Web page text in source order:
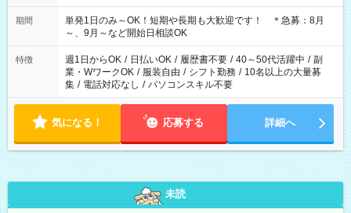
～18:00 ・10:00～19:00 ・13:00～18:00 ・15:00～20:00 ・
16:00～19:00 【夜勤】 ・17:00～21:00 ・18:00～23:00 ・
21:00～翌6:00 ・23:00～翌8:00 など（他時間多数あり！）
期間
単発1日のみ～OK！短期や長期も大歓迎です！ ＊急募：8月
～、9月～など開始日相談OK
特徴 週1日からOK / 日払いOK / 履歴書不要 / 40～50代活躍中 / 副
業・WワークOK / 服装自由 / シフト勤務 / 10名以上の大量募
集 / 電話対応なし / パソコンスキル不要
気になる！ 応募する 詳細へ
未読